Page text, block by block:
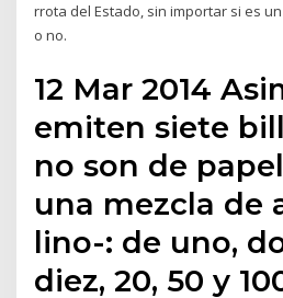
rrota del Estado, sin importar si es
o no.
12 Mar 2014
emiten siete
no son de
una mezcla de
lino-: de uno,
diez, 20, 50 y